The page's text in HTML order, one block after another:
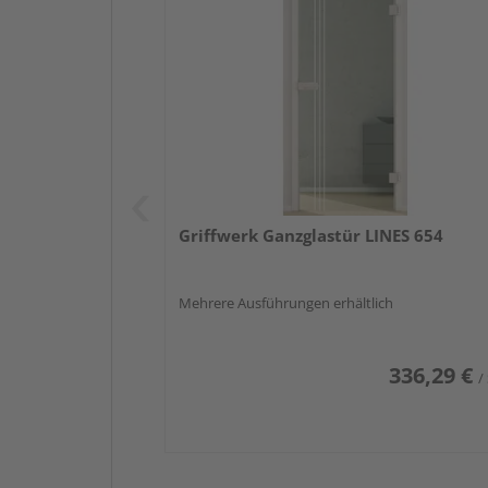
Griffwerk Ganzglastür LINES 654
Mehrere Ausführungen erhältlich
336,29 € /